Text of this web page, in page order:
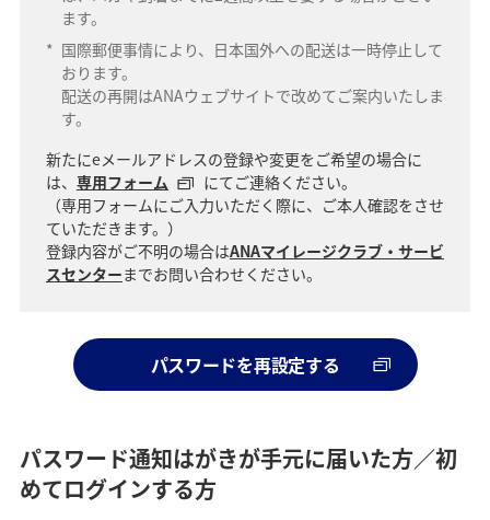
ます。
* 国際郵便事情により、日本国外への配送は一時停止して
おります。
配送の再開はANAウェブサイトで改めてご案内いたしま
す。
新たにeメールアドレスの登録や変更をご希望の場合に
は、 専用フォーム
にてご連絡ください。
（専用フォームにご入力いただく際に、ご本人確認をさせ
ていただきます。）
登録内容がご不明の場合はANAマイレージクラブ・サービ
スセンターまでお問い合わせください。
パスワードを再設定する
パスワード通知はがきが手元に届いた方／初
めてログインする方